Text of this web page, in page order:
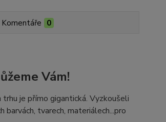
Komentáře 0
Vám!
je přímo gigantická. Vyzkoušeli
tvarech, materiálech...pro